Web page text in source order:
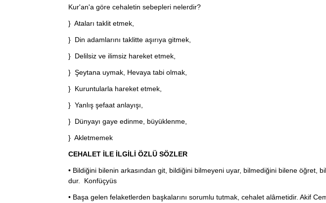
Kur'an'a göre cehaletin sebepleri nelerdir?
} Ataları taklit etmek,
} Din adamlarını taklitte aşırıya gitmek,
} Delilsiz ve ilimsiz hareket etmek,
} Şeytana uymak, Hevaya tabi olmak,
} Kuruntularla hareket etmek,
} Yanlış şefaat anlayışı,
} Dünyayı gaye edinme, büyüklenme,
} Akletmemek
CEHALET İLE İLGİLİ ÖZLÜ SÖZLER
• Bildiğini bilenin arkasından git, bildiğini bilmeyeni uyar, bilmediğini bilene öğret,
dur. Konfüçyüs
• Başa gelen felaketlerden başkalarını sorumlu tutmak, cehalet alâmetidir. Akif